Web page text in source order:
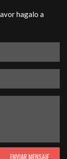
hagalo a